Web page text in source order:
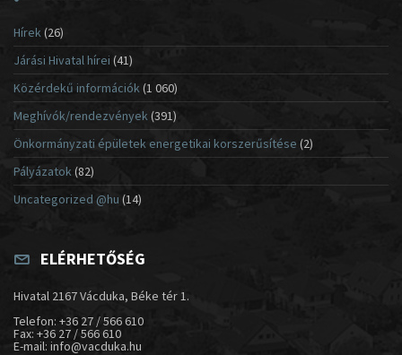
Hírek(26)
Járási Hivatal hírei (41)
Közérdekű információk(1 060)
Meghívók/rendezvények (391)
Önkormányzati épületek energetikai korszerűsítése (2)
Pályázatok (82)
Uncategorized @hu (14)
ELÉRHETŐSÉG
Hivatal 2167 Vácduka, Béke tér 1.
Telefon: +36 27 / 566 610
Fax: +36 27 / 566 610
E-mail: info@vacduka.hu